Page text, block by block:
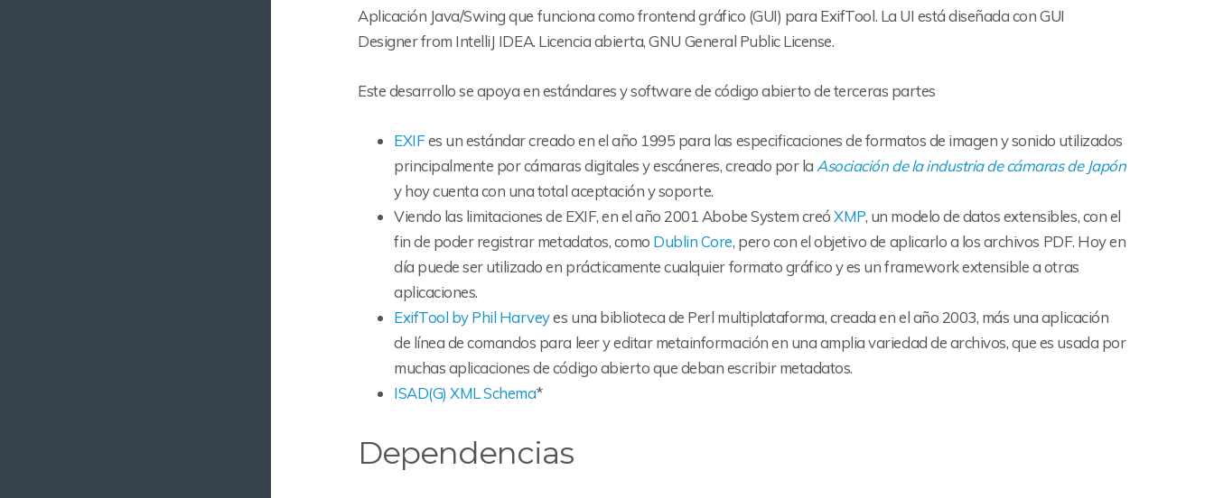
Aplicación Java/Swing que funciona como frontend gráfico (GUI) para ExifTool. La UI está diseñada con GUI
Designer from IntelliJ IDEA. Licencia abierta, GNU General Public License.
Este desarrollo se apoya en estándares y software de código abierto de terceras partes
EXIFes un estándar creado en el año 1995 para las especificaciones de formatos de imagen y sonido utilizados
principalmente por cámaras digitales y escáneres, creado por la Asociación de la industria de cámaras de Japón
y hoy cuenta con una total aceptación y soporte.
Viendo las limitaciones de EXIF, en el año 2001 Abobe System creóXMP, un modelo de datos extensibles, con el
fin de poder registrar metadatos, como Dublin Core, pero con el objetivo de aplicarlo a los archivos PDF. Hoy en
día puede ser utilizado en prácticamente cualquier formato gráfico y es un framework extensible a otras
aplicaciones.
ExifTool by Phil Harveyes una biblioteca de Perl multiplataforma, creada en el año 2003, más una aplicación
de línea de comandos para leer y editar metainformación en una amplia variedad de archivos, que es usada por
muchas aplicaciones de código abierto que deban escribir metadatos.
ISAD(G) XML Schema*
Dependencias